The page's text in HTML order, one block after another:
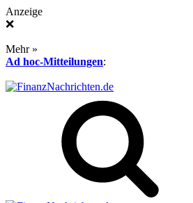
Anzeige
❌
Mehr »
Ad hoc-Mitteilungen: